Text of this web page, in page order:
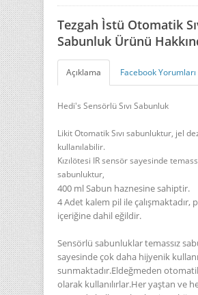
Tezgah Ìstü Otomatik
Sabunluk Ürünü
Açıklama Facebook Yorumları
Hedi's Sensörlü Sıvı Sabunluk
Likit Otomatik Sıvı sabunluktur, jel
kullanılabilir.
Kızılötesi IR sensör sayesinde
sabunluktur,
400 ml Sabun haznesine sahiptir.
4 Adet kalem pil ile çalışmaktadır,
içeriğine dahil eğildir.
Sensörlü sabunluklar temassız
sayesinde çok daha hijyenik
sunmaktadır.Eldeğmeden
olarak kullanılırlar.Her yaştan ve